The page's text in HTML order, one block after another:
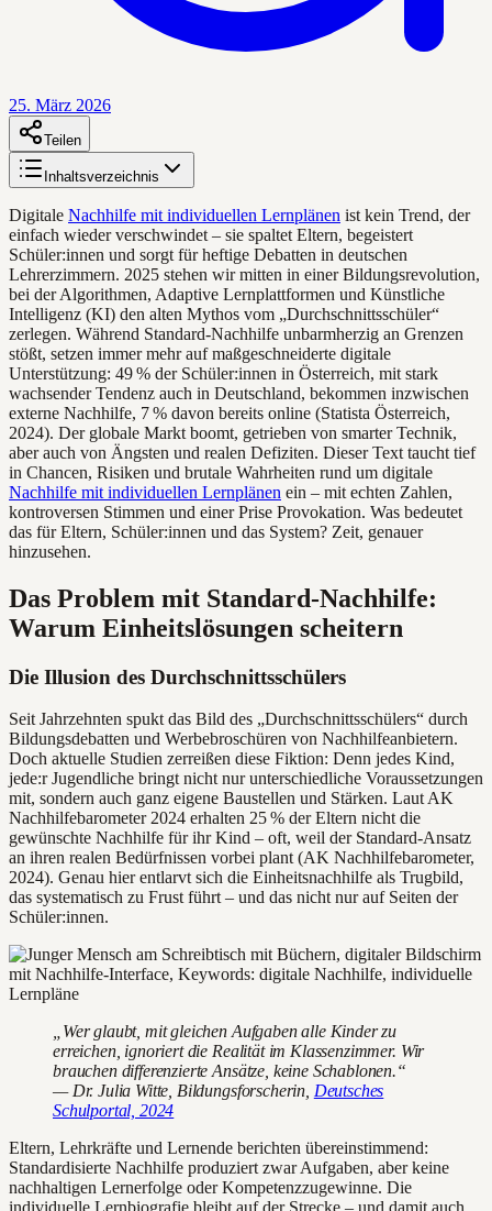
25. März 2026
Teilen
Inhaltsverzeichnis
Digitale Nachhilfe mit individuellen Lernplänen ist kein Trend, der
einfach wieder verschwindet – sie spaltet Eltern, begeistert
Schüler:innen und sorgt für heftige Debatten in deutschen
Lehrerzimmern. 2025 stehen wir mitten in einer Bildungsrevolution,
bei der Algorithmen, Adaptive Lernplattformen und Künstliche
Intelligenz (KI) den alten Mythos vom „Durchschnittsschüler“
zerlegen. Während Standard-Nachhilfe unbarmherzig an Grenzen
stößt, setzen immer mehr auf maßgeschneiderte digitale
Unterstützung: 49 % der Schüler:innen in Österreich, mit stark
wachsender Tendenz auch in Deutschland, bekommen inzwischen
externe Nachhilfe, 7 % davon bereits online (Statista Österreich,
2024). Der globale Markt boomt, getrieben von smarter Technik,
aber auch von Ängsten und realen Defiziten. Dieser Text taucht tief
in Chancen, Risiken und brutale Wahrheiten rund um digitale
Nachhilfe mit individuellen Lernplänen ein – mit echten Zahlen,
kontroversen Stimmen und einer Prise Provokation. Was bedeutet
das für Eltern, Schüler:innen und das System? Zeit, genauer
hinzusehen.
Das Problem mit Standard-Nachhilfe:
Warum Einheitslösungen scheitern
Die Illusion des Durchschnittsschülers
Seit Jahrzehnten spukt das Bild des „Durchschnittsschülers“ durch
Bildungsdebatten und Werbebroschüren von Nachhilfeanbietern.
Doch aktuelle Studien zerreißen diese Fiktion: Denn jedes Kind,
jede:r Jugendliche bringt nicht nur unterschiedliche Voraussetzungen
mit, sondern auch ganz eigene Baustellen und Stärken. Laut AK
Nachhilfebarometer 2024 erhalten 25 % der Eltern nicht die
gewünschte Nachhilfe für ihr Kind – oft, weil der Standard-Ansatz
an ihren realen Bedürfnissen vorbei plant (AK Nachhilfebarometer,
2024). Genau hier entlarvt sich die Einheitsnachhilfe als Trugbild,
das systematisch zu Frust führt – und das nicht nur auf Seiten der
Schüler:innen.
„Wer glaubt, mit gleichen Aufgaben alle Kinder zu
erreichen, ignoriert die Realität im Klassenzimmer. Wir
brauchen differenzierte Ansätze, keine Schablonen.“
— Dr. Julia Witte, Bildungsforscherin, Deutsches
Schulportal, 2024
Eltern, Lehrkräfte und Lernende berichten übereinstimmend:
Standardisierte Nachhilfe produziert zwar Aufgaben, aber keine
nachhaltigen Lernerfolge oder Kompetenzzugewinne. Die